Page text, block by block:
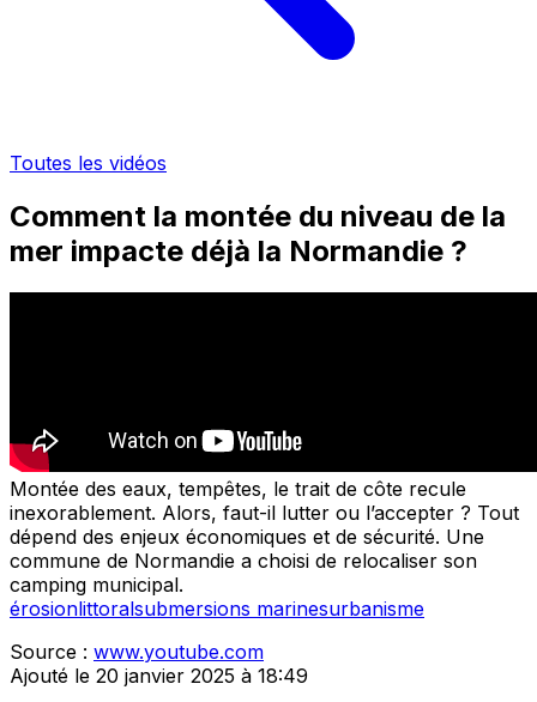
Toutes les vidéos
Comment la montée du niveau de la
mer impacte déjà la Normandie ?
Montée des eaux, tempêtes, le trait de côte recule
inexorablement. Alors, faut-il lutter ou l’accepter ? Tout
dépend des enjeux économiques et de sécurité. Une
commune de Normandie a choisi de relocaliser son
camping municipal.
érosionlittoralsubmersions marinesurbanisme
Source : www.youtube.com
Ajouté le 20 janvier 2025 à 18:49